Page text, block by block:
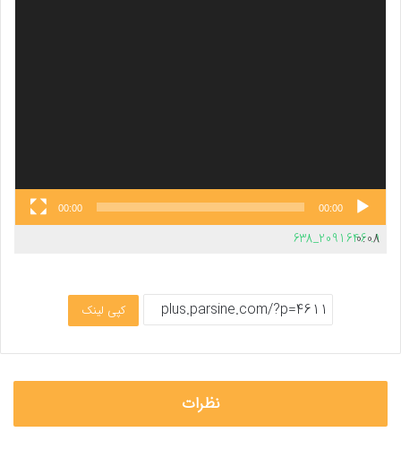
00:00
00:00
1.
2091646_6380:08
کپی لینک
نظرات